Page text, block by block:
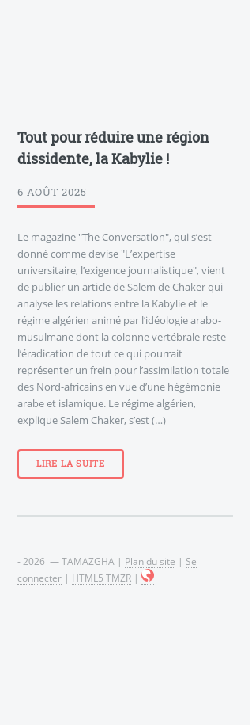
Tout pour réduire une région
dissidente, la Kabylie !
6 AOÛT 2025
Le magazine "The Conversation", qui s’est
donné comme devise "L’expertise
universitaire, l’exigence journalistique", vient
de publier un article de Salem de Chaker qui
analyse les relations entre la Kabylie et le
régime algérien animé par l’idéologie arabo-
musulmane dont la colonne vertébrale reste
l’éradication de tout ce qui pourrait
représenter un frein pour l’assimilation totale
des Nord-africains en vue d’une hégémonie
arabe et islamique. Le régime algérien,
explique Salem Chaker, s’est (…)
LIRE LA SUITE
- 2026 — TAMAZGHA | Plan du site | Se
connecter | HTML5 TMZR |